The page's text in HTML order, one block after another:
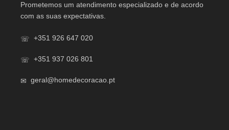
Prometemos um atendimento especializado e de acordo
com as suas expectativas.
+351 926 647 020
+351 937 026 801
geral@homedecoracao.pt